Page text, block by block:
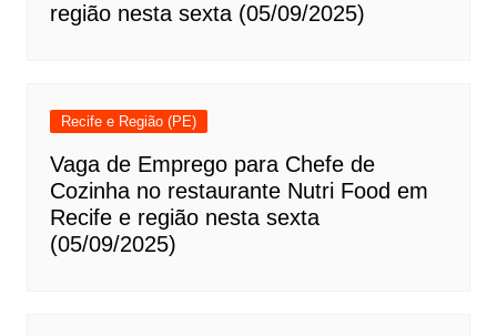
região nesta sexta (05/09/2025)
Recife e Região (PE)
Vaga de Emprego para Chefe de
Cozinha no restaurante Nutri Food em
Recife e região nesta sexta
(05/09/2025)